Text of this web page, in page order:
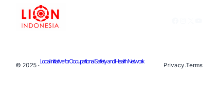
© 2025 ·
Local Initiative for Occupational Safety and Health Network
Privacy.Terms